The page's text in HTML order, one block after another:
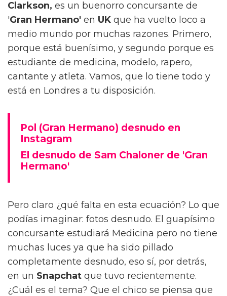
Clarkson, es un buenorro concursante de
'Gran Hermano' en UK que ha vuelto loco a
medio mundo por muchas razones. Primero,
porque está buenísimo, y segundo porque es
estudiante de medicina, modelo, rapero,
cantante y atleta. Vamos, que lo tiene todo y
está en Londres a tu disposición.
Pol (Gran Hermano) desnudo en
Instagram
El desnudo de Sam Chaloner de 'Gran
Hermano'
Pero claro ¿qué falta en esta ecuación? Lo que
podías imaginar: fotos desnudo. El guapísimo
concursante estudiará Medicina pero no tiene
muchas luces ya que ha sido pillado
completamente desnudo, eso sí, por detrás,
en un Snapchat que tuvo recientemente.
¿Cuál es el tema? Que el chico se piensa que